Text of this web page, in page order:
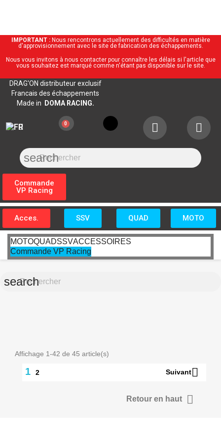
IMPORTANT :Nous rencontrons actuellement des difficultés en matière
d'approvisionnement avec le site de fabrication des échappements.
Nous vous invitons à nous contacter pour connaître les délais si l'article que
vous souhaitez est marqué comme n'étant pas disponible sur le site.
DRAG'ON distributeur exclusif
Francais des échappements
Made in
DOMA RACING.
search
Commande
VP Racing
Acces. SSV QUAD MOTO
MOTOQUADSSVACCESSOIRES
Commande VP Racing
search
Affichage 1-42 de 45 article(s)
1 2 Suivant
Retour en haut 